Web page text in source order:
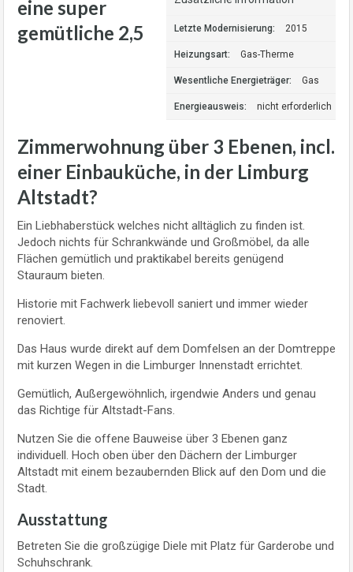
Letzte Modernisierung: 2015
Heizungsart: Gas-Therme
Wesentliche Energieträger: Gas
Energieausweis: nicht erforderlich
eine super
gemütliche 2,5
Zimmerwohnung über 3 Ebenen, incl.
einer Einbauküche, in der Limburg
Altstadt?
Ein Liebhaberstück welches nicht alltäglich zu finden ist.
Jedoch nichts für Schrankwände und Großmöbel, da alle
Flächen gemütlich und praktikabel bereits genügend
Stauraum bieten.
Historie mit Fachwerk liebevoll saniert und immer wieder
renoviert.
Das Haus wurde direkt auf dem Domfelsen an der Domtreppe
mit kurzen Wegen in die Limburger Innenstadt errichtet.
Gemütlich, Außergewöhnlich, irgendwie Anders und genau
das Richtige für Altstadt-Fans.
Nutzen Sie die offene Bauweise über 3 Ebenen ganz
individuell. Hoch oben über den Dächern der Limburger
Altstadt mit einem bezaubernden Blick auf den Dom und die
Stadt.
Ausstattung
Betreten Sie die großzügige Diele mit Platz für Garderobe und
Schuhschrank.